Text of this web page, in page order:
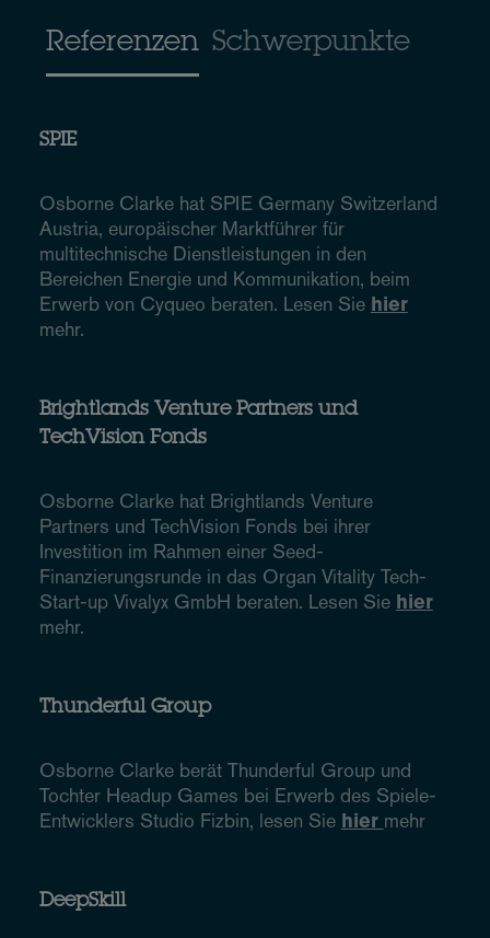
Referenzen Schwerpunkte
SPIE
Osborne Clarke hat SPIE Germany Switzerland
Austria, europäischer Marktführer für
multitechnische Dienstleistungen in den
Bereichen Energie und Kommunikation, beim
Erwerb von Cyqueo beraten. Lesen Sie hier
mehr.
Brightlands Venture Partners und
TechVision Fonds
Osborne Clarke hat Brightlands Venture
Partners und TechVision Fonds bei ihrer
Investition im Rahmen einer Seed-
Finanzierungsrunde in das Organ Vitality Tech-
Start-up Vivalyx GmbH beraten. Lesen Sie hier
mehr.
Thunderful Group
Osborne Clarke berät Thunderful Group und
Tochter Headup Games bei Erwerb des Spiele-
Entwicklers Studio Fizbin, lesen Sie hier mehr
DeepSkill